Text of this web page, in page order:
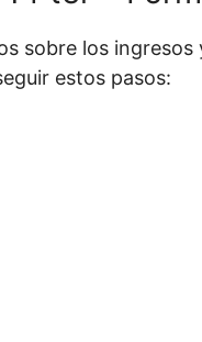
sobre los ingresos
estos pasos: